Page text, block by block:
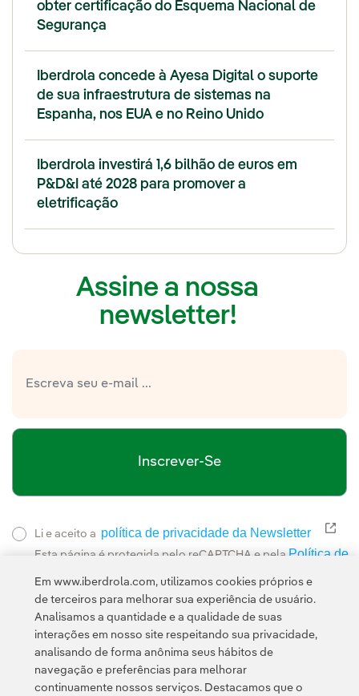
obter certificação do Esquema Nacional de
Segurança
Iberdrola concede à Ayesa Digital o suporte
de sua infraestrutura de sistemas na
Espanha, nos EUA e no Reino Unido
Iberdrola investirá 1,6 bilhão de euros em
P&D&I até 2028 para promover a
eletrificação
Assine a nossa
newsletter!
Inscrever-Se
Li e aceito a política de privacidade da Newsletter Link
Esta página é protegida pelo reCAPTCHA e pela Política de
Em www.iberdrola.com, utilizamos cookies próprios e
de terceiros para melhorar sua experiência de usuário.
Analisamos a quantidade e a qualidade de suas
interações em nosso site respeitando sua privacidade,
analisando de forma anônima seus hábitos de
navegação e preferências para melhorar
continuamente nossos serviços. Destacamos que o